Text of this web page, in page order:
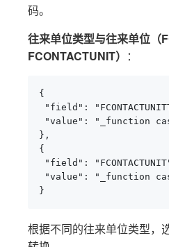
码。
往来单位类型与往来单位（
FCONTACTUNIT） ：
{
"field":
"value": "_function
},
{
"field":
"value": "_function
}
根据不同的往来单位类型，